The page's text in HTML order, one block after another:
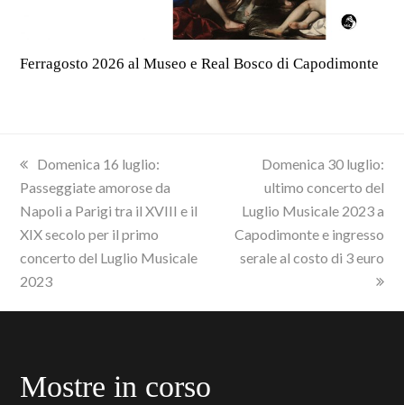
Ferragosto 2026 al Museo e Real Bosco di Capodimonte
previous
post:
Domenica 16 luglio:
Passeggiate amorose da
Napoli a Parigi tra il XVIII e il
XIX secolo per il primo
concerto del Luglio Musicale
2023
next
post:
Domenica 30 luglio:
ultimo concerto del
Luglio Musicale 2023 a
Capodimonte e ingresso
serale al costo di 3 euro
Mostre in corso